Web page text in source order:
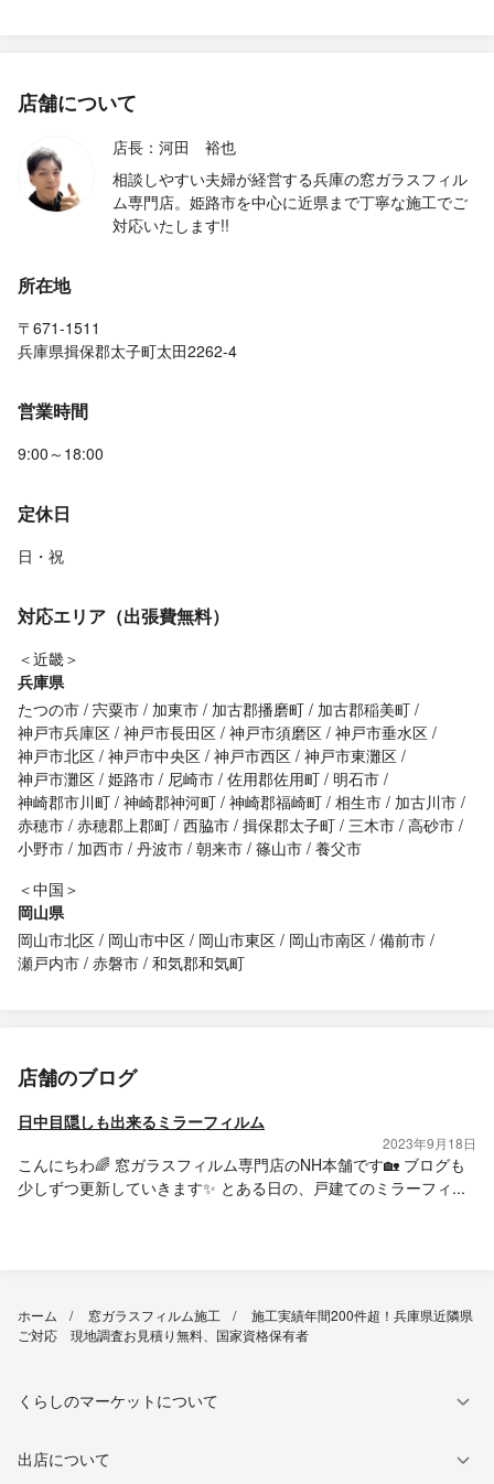
店舗について
店長：河田 裕也
相談しやすい夫婦が経営する兵庫の窓ガラスフィル
ム専門店。姫路市を中心に近県まで丁寧な施工でご
対応いたします!!
所在地
〒671-1511
兵庫県揖保郡太子町太田2262-4
営業時間
9:00～18:00
定休日
日・祝
対応エリア（出張費無料）
＜近畿＞
兵庫県
たつの市 宍粟市 加東市 加古郡播磨町
加古郡稲美町
神戸市兵庫区 神戸市長田区 神戸市須磨区 神戸市垂水区
神戸市北区 神戸市中央区 神戸市西区 神戸市東灘区
神戸市灘区 姫路市 尼崎市 佐用郡佐用町
明石市
神崎郡市川町 神崎郡神河町 神崎郡福崎町 相生市
加古川市
赤穂市 赤穂郡上郡町 西脇市 揖保郡太子町 三木市 高砂市
小野市
加西市 丹波市 朝来市 篠山市 養父市
＜中国＞
岡山県
岡山市北区
岡山市中区 岡山市東区 岡山市南区 備前市
瀬戸内市 赤磐市 和気郡和気町
店舗のブログ
日中目隠しも出来るミラーフィルム
2023年9月18日
こんにちわ🌈 窓ガラスフィルム専門店のNH本舗です🏡 ブログも
少しずつ更新していきます✨ とある日の、戸建てのミラーフィ...
ホーム 窓ガラスフィルム施工
施工実績年間200件超！兵庫県近隣県
ご対応 現地調査お見積り無料、国家資格保有者
くらしのマーケットについて
出店について